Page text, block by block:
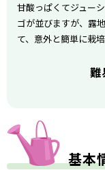
甘酸っぱくてジュー
ゴが並びますが、露
て、意外と簡単に栽
難
基本